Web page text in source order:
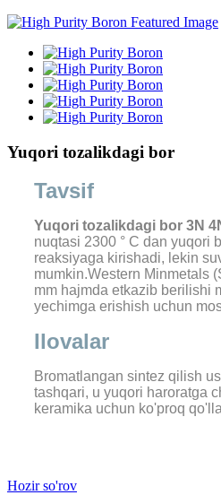
Yuqori tozalikdagi bor
Tavsif
Yuqori tozalikdagi bor 3N
nuqtasi 2300 ° C dan yuqori
reaksiyaga kirishadi, lekin
mumkin.Western Minmetals
mm hajmda etkazib berilishi
yechimga erishish uchun
Ilovalar
Bromatlangan sintez qilish
tashqari, u yuqori haroratga
keramika uchun ko'proq
Hozir so'rov